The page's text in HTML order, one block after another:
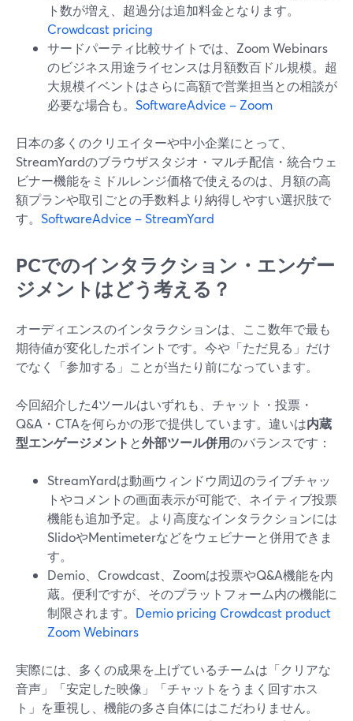
ト数が増え、超過分は追加料金となります。
Crowdcast pricing
サードパーティ比較サイトでは、Zoom Webinars
のビジネス用途ライセンスは月額数百ドル規模。超
大規模イベントはさらに高額で営業担当との相談が
必要な場合も。 SoftwareAdvice – Zoom
日本の多くのクリエイターや中小企業にとって、
StreamYardのブラウザスタジオ・マルチ配信・統合ウェ
ビナー機能をミドルレンジ価格で使えるのは、月額の高
額プランや取引ごとの手数料より納得しやすい選択肢で
す。 SoftwareAdvice – StreamYard
PCでのインタラクション・エンゲー
ジメントはどう考える？
オーディエンスのインタラクションは、ここ数年で最も
期待値が変化したポイントです。今や「ただ見る」だけ
でなく「参加する」ことが当たり前になっています。
今回紹介した4ツールはいずれも、チャット・投票・
Q&A・CTAを何らかの形で提供しています。違いは内蔵
型エンゲージメント と外部ツール併用のバランスです：
StreamYardは動画ウィンドウ周辺のライブチャッ
トやコメントの画面表示が可能で、ネイティブ投票
機能も追加予定。より高度なインタラクションには
SlidoやMentimeterなどをウェビナーと併用できま
す。
Demio、Crowdcast、Zoomは投票やQ&A機能を内
蔵。便利ですが、そのプラットフォーム内の機能に
制限されます。 Demio pricing Crowdcast product
Zoom Webinars
実際には、多くの成果を上げているチームは「クリアな
音声」「安定した映像」「チャットをうまく回すホス
ト」を重視し、機能の多さ自体にはこだわりません。